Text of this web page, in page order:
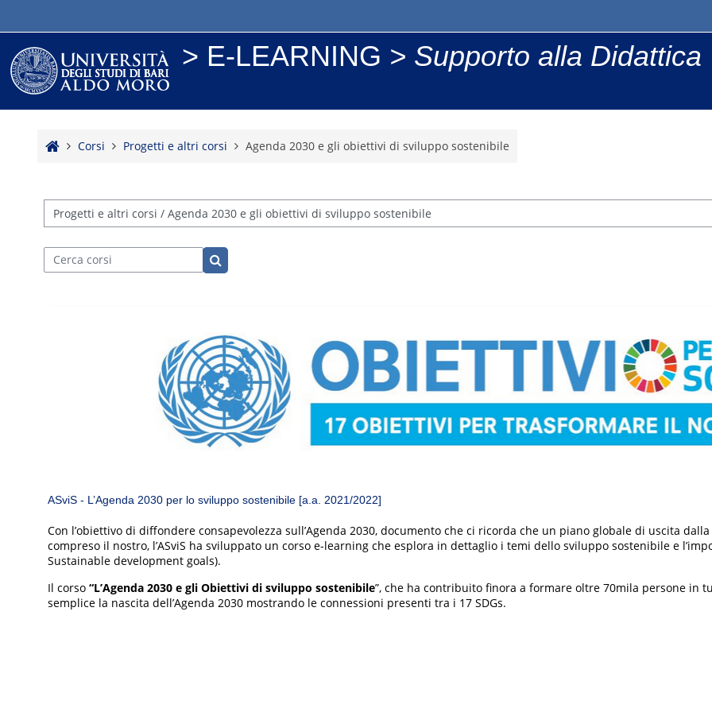
> E-LEARNING > Supporto alla Didattica
Home
Corsi Progetti e altri corsi Agenda 2030 e gli obiettivi di sviluppo sostenibile
di corso
Cerca corsi
Cerca corsi
ASviS - L’Agenda 2030 per lo sviluppo sostenibile [a.a. 2021/2022]
Con l’obiettivo di diffondere consapevolezza sull’Agenda 2030, documento che ci ricorda che un piano globale di uscita
compreso il nostro, l’ASviS ha sviluppato un corso e-learning che esplora in dettaglio i temi dello sviluppo sostenibile e
Sustainable development goals).
Il corso “L’Agenda 2030 e gli Obiettivi di sviluppo sostenibile”, che ha contribuito finora a formare oltre 70mila persone in
semplice la nascita dell’Agenda 2030 mostrando le connessioni presenti tra i 17 SDGs.